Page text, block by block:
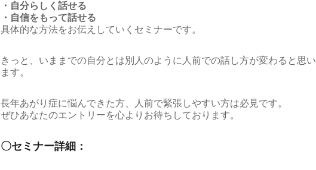
・自分らしく話せる
・自信をもって話せる
具体的な方法をお伝えしていくセミナーです。
きっと、いままでの自分とは別人のように人前での話し方が変わると思い
ます。
長年あがり症に悩んできた方、人前で緊張しやすい方は必見です。
ぜひあなたのエントリーを心よりお待ちしております。
〇セミナー詳細：